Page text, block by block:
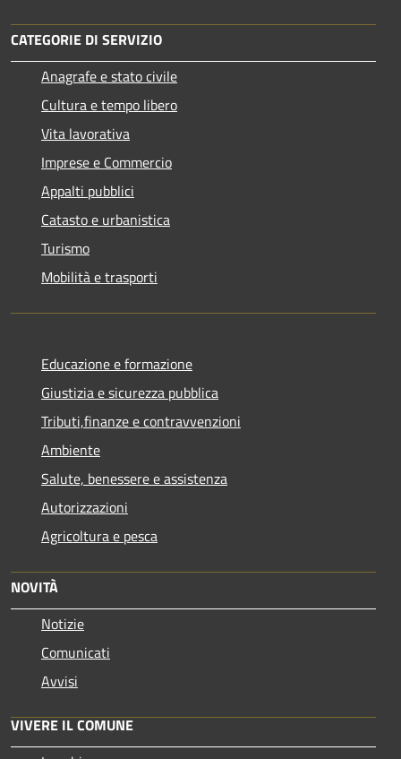
CATEGORIE DI SERVIZIO
Anagrafe e stato civile
Cultura e tempo libero
Vita lavorativa
Imprese e Commercio
Appalti pubblici
Catasto e urbanistica
Turismo
Mobilità e trasporti
Educazione e formazione
Giustizia e sicurezza pubblica
Tributi,finanze e contravvenzioni
Ambiente
Salute, benessere e assistenza
Autorizzazioni
Agricoltura e pesca
NOVITÀ
Notizie
Comunicati
Avvisi
VIVERE IL COMUNE